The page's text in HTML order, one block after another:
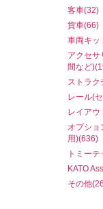
客車(32)
貨車(66)
車両キッ
アクセサ
間など
ストラ
レール(
レイアウ
オプショ
用)(636)
トミー
KATO
その他